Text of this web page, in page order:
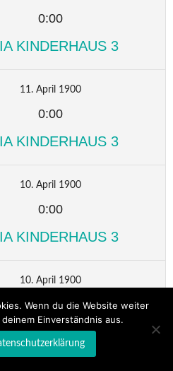
0:00
KINDERHAUS 3
11. April 1900
0:00
KINDERHAUS 3
10. April 1900
0:00
KINDERHAUS 3
10. April 1900
0:00
KINDERHAUS 3
Wenn du die Website weiter
Einverständnis aus.